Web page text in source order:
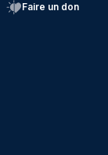
Faire un don